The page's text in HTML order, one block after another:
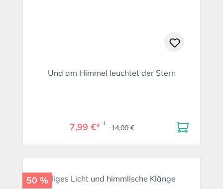
Und am Himmel leuchtet der Stern
7,99 €* 1 14,00 €
50 %